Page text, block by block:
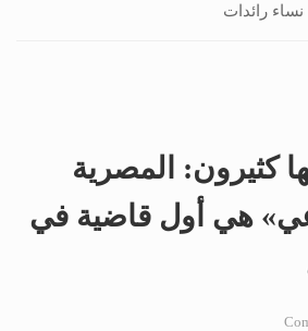
نساء رائدات
كثيرون: المصرية
هي أول قاضية في